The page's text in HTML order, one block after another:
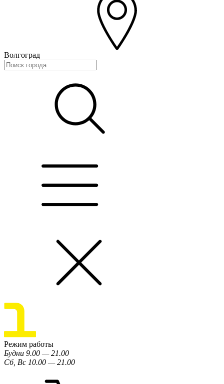
Волгоград
Режим работы
Будни 9.00 — 21.00
Сб, Вс 10.00 — 21.00